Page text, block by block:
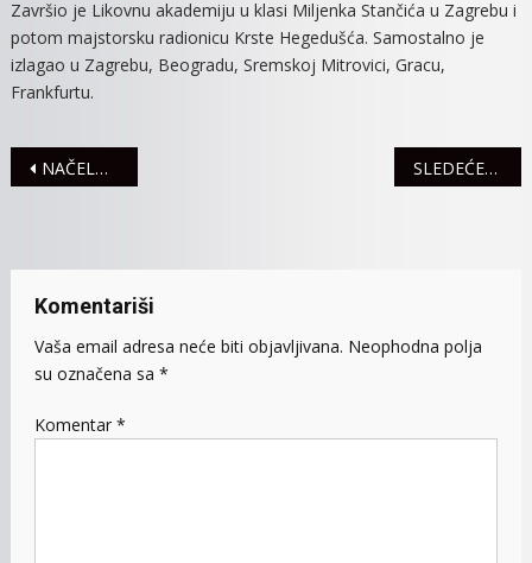
Završio je Likovnu akademiju u klasi Miljenka Stančića u Zagrebu i
potom majstorsku radionicu Krste Hegedušća. Samostalno je
izlagao u Zagrebu, Beogradu, Sremskoj Mitrovici, Gracu,
Frankfurtu.
Navigacija
NAČELNIK NASTOVIĆ O ZAGAĐENJU VAZDUHA: NEMA MESTA PANICI SLEDEĆEG VIKENDA DRUGA “ČVARKIJADA”
Komentariši
Vaša email adresa neće biti objavljivana. Neophodna polja
su označena sa *
Komentar *